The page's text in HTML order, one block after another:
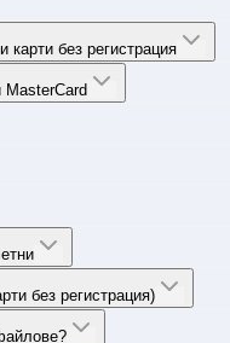
без регистрация
карти без регистрация)